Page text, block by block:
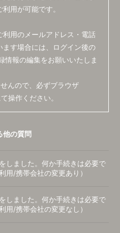
用が可能です。
利用のメールアドレス・電話
す場合には、 ログイン後の
情報の編集をお願いいたしま
んので、必ずブラウザ
操作ください。
他の質問
しました。何か手続きは必要で
用/携帯会社の変更あり）
しました。何か手続きは必要で
用/携帯会社の変更なし）